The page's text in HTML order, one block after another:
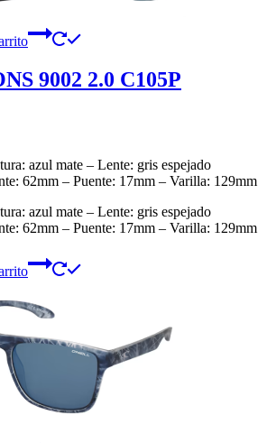
9002 2.0 C105P
azul mate – Lente: gris espejado
62mm – Puente: 17mm – Varilla: 129mm
azul mate – Lente: gris espejado
62mm – Puente: 17mm – Varilla: 129mm